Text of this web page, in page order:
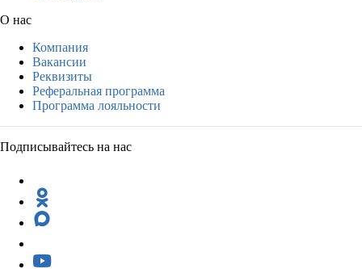
О нас
Компания
Вакансии
Реквизиты
Реферальная программа
Программа лояльности
Подписывайтесь на нас